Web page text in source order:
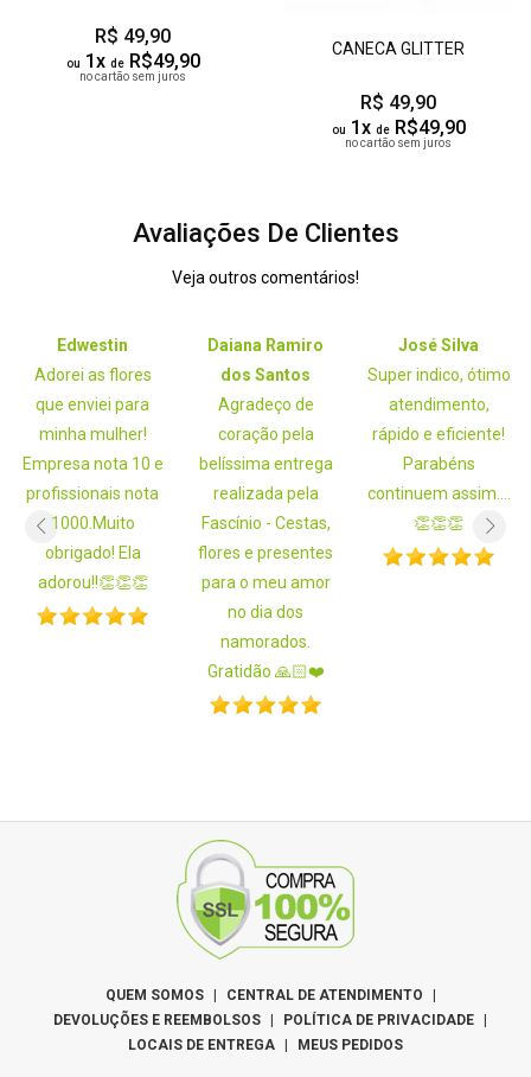
R$ 49,90
ou 1x de R$49,90
no cartão sem juros
CANECA GLITTER
R$ 49,90
ou 1x de R$49,90
no cartão sem juros
Avaliações De Clientes
Veja outros comentários!
Edwestin
Adorei as flores
que enviei para
minha mulher!
Empresa nota 10 e
profissionais nota
1000.Muito
obrigado! Ela
adorou!!👏👏👏
Daiana Ramiro
dos Santos
Agradeço de
coração pela
belíssima entrega
realizada pela
Fascínio - Cestas,
flores e presentes
para o meu amor
no dia dos
namorados.
Gratidão 🙏🏻❤️
José Silva
Super indico, ótimo
atendimento,
rápido e eficiente!
Parabéns
continuem assim....
👏👏👏
QUEM SOMOS CENTRAL DE ATENDIMENTO
DEVOLUÇÕES E REEMBOLSOS
POLÍTICA DE PRIVACIDADE
LOCAIS DE ENTREGA
MEUS PEDIDOS